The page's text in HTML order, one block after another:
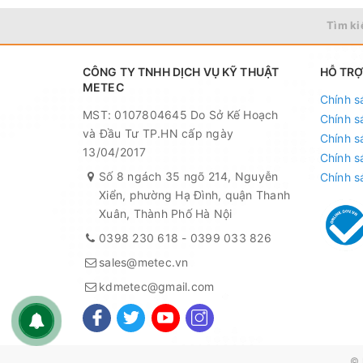
Kích thước 608x27x59mm
Ưu điểm nổi bật của
GIM 60
Bosch GIM 60 là dòng thước thủy đo cân
giấy, thước thủy, túi đựng bảo vệ.
Tìm
CÔNG TY TNHH DỊCH VỤ KỸ THUẬT
METEC
MST: 0107804645 Do Sở Kế Hoạch
và Đầu Tư TP.HN cấp ngày
13/04/2017
Số 8 ngách 35 ngõ 214, Nguyễn
Xiển, phường Hạ Đình, quận Thanh
Xuân, Thành Phố Hà Nội
0398 230 618 - 0399 033 826
sales@metec.vn
kdmetec@gmail.com
HỖ
Chính
Chính
Chính
Chính
Chính
©